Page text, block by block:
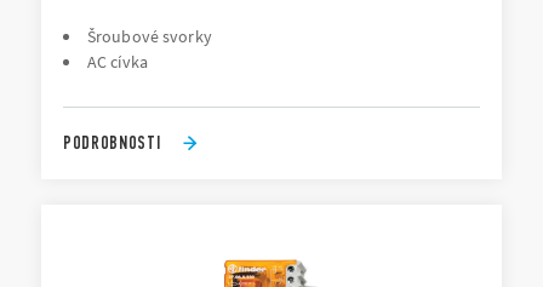
Šroubové svorky
AC cívka
PODROBNOSTI